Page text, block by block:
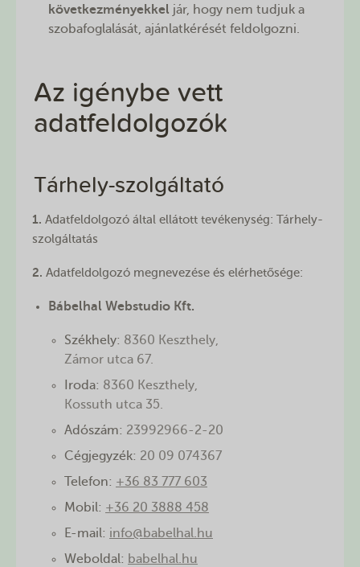
következményekkel jár, hogy nem tudjuk a
szobafoglalását, ajánlatkérését feldolgozni.
Az igénybe vett
adatfeldolgozók
Tárhely-szolgáltató
1. Adatfeldolgozó által ellátott tevékenység: Tárhely-
szolgáltatás
2. Adatfeldolgozó megnevezése és elérhetősége:
Bábelhal Webstudio Kft.
Székhely: 8360 Keszthely,
Zámor utca 67.
Iroda: 8360 Keszthely,
Kossuth utca 35.
Adószám: 23992966-2-20
Cégjegyzék: 20 09 074367
Telefon: +36 83 777 603
Mobil: +36 20 3888 458
E-mail: info@babelhal.hu
Weboldal: babelhal.hu